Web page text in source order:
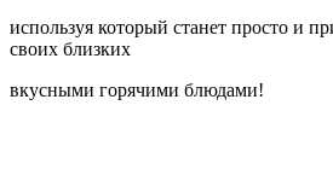
используя который станет просто и
своих близких
вкусными горячими блюдами!